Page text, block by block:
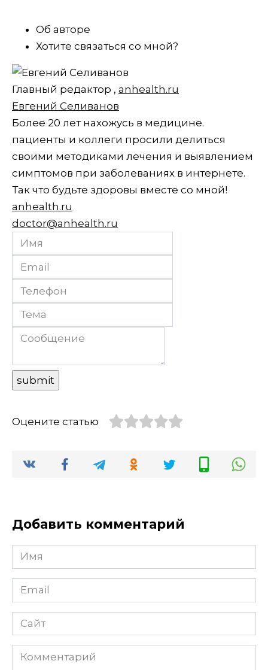
Об авторе
Хотите связаться со мной?
Главный редактор , anhealth.ru
Евгений Селиванов
Более 20 лет нахожусь в медицине.
пациенты и коллеги просили делиться
своими методиками лечения и выявлением
симптомов при заболеваниях в интернете.
Так что будьте здоровы вместе со мной!
anhealth.ru
doctor@anhealth.ru
Оцените статью
Добавить комментарий
Имя
Email
Сайт
Комментарий